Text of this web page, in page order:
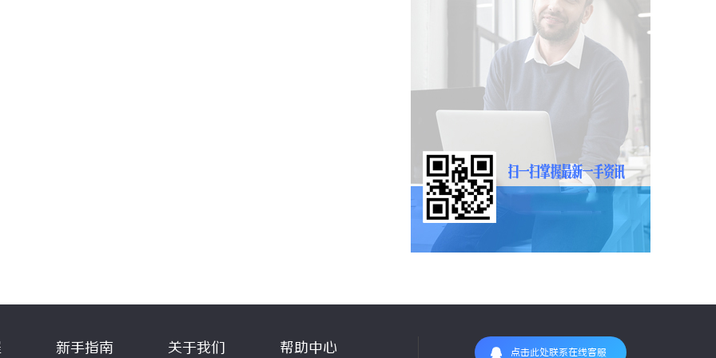
新手指南 关于我们 帮助中心 点击此处联系在线客服